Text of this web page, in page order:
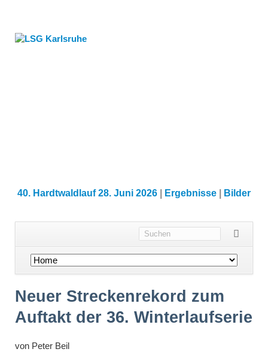
40. Hardtwaldlauf 28. Juni 2026 Ergebnisse Bilder
Navigation
Neuer Streckenrekord zum
Auftakt der 36. Winterlaufserie
von Peter Beil